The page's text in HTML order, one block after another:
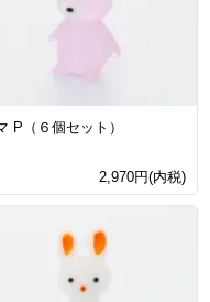
P（６個セット）
2,970円(内税)